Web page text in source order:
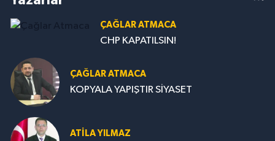
ÇAĞLAR ATMACA
CHP KAPATILSIN!
ÇAĞLAR ATMACA
KOPYALA YAPIŞTIR SİYASET
ATILA YILMAZ